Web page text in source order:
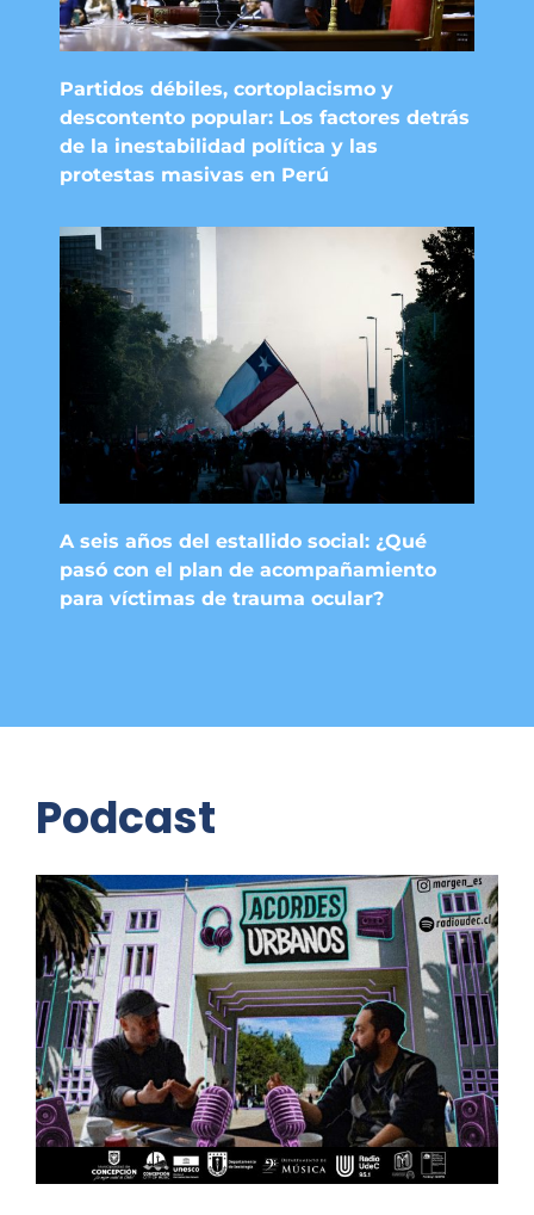
Partidos débiles, cortoplacismo y
descontento popular: Los factores detrás
de la inestabilidad política y las
protestas masivas en Perú
A seis años del estallido social: ¿Qué
pasó con el plan de acompañamiento
para víctimas de trauma ocular?
Podcast